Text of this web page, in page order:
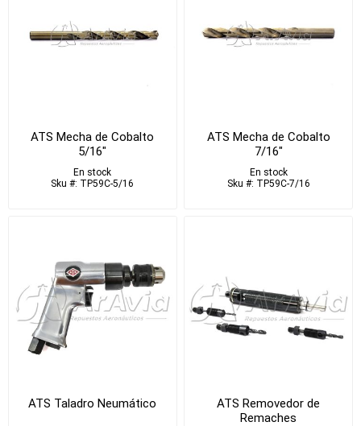
ATS Mecha de Cobalto
5/16"
En stock
Sku #: TP59C-5/16
ATS Mecha de Cobalto
7/16"
En stock
Sku #: TP59C-7/16
ATS Taladro Neumático
ATS Removedor de
Remaches